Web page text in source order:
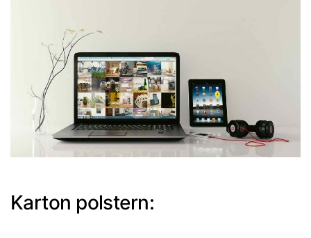
Karton polstern: